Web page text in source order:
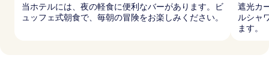
当ホテルには、夜の軽食に便利なバーがあります。ビ
ュッフェ式朝食で、毎朝の冒険をお楽しみください。
遮光カ
ルシャ
ます。